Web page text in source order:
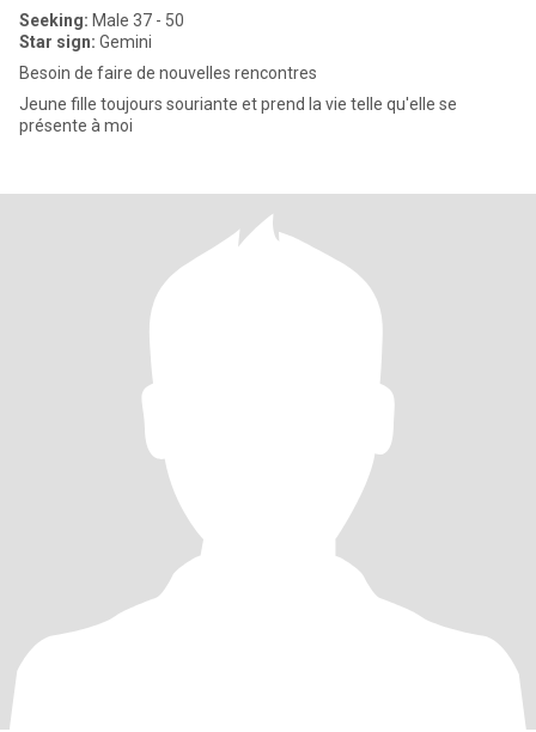
Seeking: Male 37 - 50
Star sign: Gemini
Besoin de faire de nouvelles rencontres
Jeune fille toujours souriante et prend la vie telle qu'elle se
présente à moi